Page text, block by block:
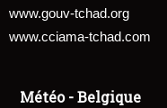
www.gouv-tchad.org
www.cciama-tchad.com
Météo - Belgique